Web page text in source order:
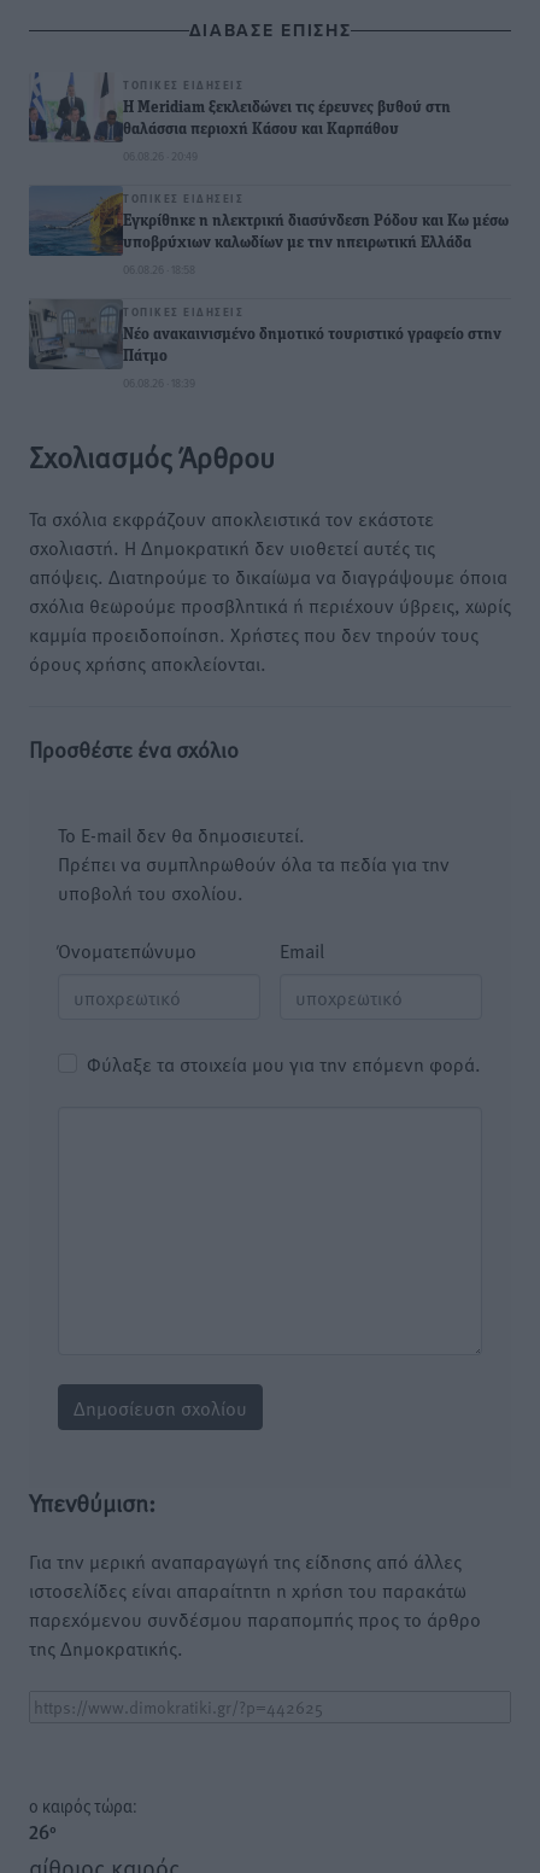
ΔΙΑΒΑΣΕ ΕΠΙΣΗΣ
ΤΟΠΙΚΈΣ ΕΙΔΉΣΕΙΣ
Η Meridiam ξεκλειδώνει τις έρευνες βυθού στη
θαλάσσια περιοχή Κάσου και Καρπάθου
06.08.26 · 20:49
ΤΟΠΙΚΈΣ ΕΙΔΉΣΕΙΣ
Εγκρίθηκε η ηλεκτρική διασύνδεση Ρόδου και Κω μέσω
υποβρύχιων καλωδίων με την ηπειρωτική Ελλάδα
06.08.26 · 18:58
ΤΟΠΙΚΈΣ ΕΙΔΉΣΕΙΣ
Νέο ανακαινισμένο δημοτικό τουριστικό γραφείο στην
Πάτμο
06.08.26 · 18:39
Σχολιασμός Άρθρου
Τα σχόλια εκφράζουν αποκλειστικά τον εκάστοτε
σχολιαστή. Η Δημοκρατική δεν υιοθετεί αυτές τις
απόψεις. Διατηρούμε το δικαίωμα να διαγράψουμε όποια
σχόλια θεωρούμε προσβλητικά ή περιέχουν ύβρεις, χωρίς
καμμία προειδοποίηση. Χρήστες που δεν τηρούν τους
όρους χρήσης αποκλείονται.
Προσθέστε ένα σχόλιο
Το E-mail δεν θα δημοσιευτεί.
Πρέπει να συμπληρωθούν όλα τα πεδία για την
υποβολή του σχολίου.
Όνοματεπώνυμο Email
Φύλαξε τα στοιχεία μου για την επόμενη φορά.
Υπενθύμιση:
Για την μερική αναπαραγωγή της είδησης από άλλες
ιστοσελίδες είναι απαραίτητη η χρήση του παρακάτω
παρεχόμενου συνδέσμου παραπομπής προς το άρθρο
της Δημοκρατικής.
o καιρός τώρα:
26°